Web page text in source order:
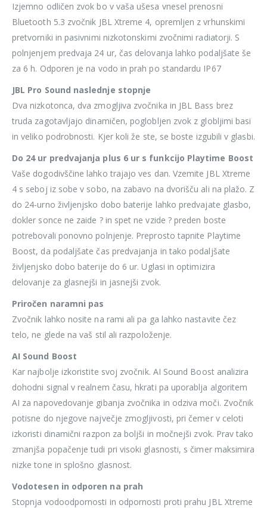
Izjemno odličen zvok bo v vaša ušesa vnesel prenosni
Bluetooth 5.3 zvočnik JBL Xtreme 4, opremljen z vrhunskimi
pretvorniki in pasivnimi nizkotonskimi zvočnimi radiatorji. S
polnjenjem predvaja 24 ur, čas delovanja lahko podaljšate še
za 6 h. Odporen je na vodo in prah po standardu IP67
JBL Pro Sound naslednje stopnje
Dva nizkotonca, dva zmogljiva zvočnika in JBL Bass brez
truda zagotavljajo dinamičen, poglobljen zvok z globljimi basi
in veliko podrobnosti. Kjer koli že ste, se boste izgubili v glasbi.
Do 24 ur predvajanja plus 6 ur s funkcijo Playtime Boost
Vaše dogodivščine lahko trajajo ves dan. Vzemite JBL Xtreme
4 s seboj iz sobe v sobo, na zabavo na dvorišču ali na plažo. Z
do 24-urno življenjsko dobo baterije lahko predvajate glasbo,
dokler sonce ne zaide ? in spet ne vzide ? preden boste
potrebovali ponovno polnjenje. Preprosto tapnite Playtime
Boost, da podaljšate čas predvajanja in tako podaljšate
življenjsko dobo baterije do 6 ur. Uglasi in optimizira
delovanje za glasnejši in jasnejši zvok.
Priročen naramni pas
Zvočnik lahko nosite na rami ali pa ga lahko nastavite čez
telo, ne glede na vaš stil ali razpoloženje.
AI Sound Boost
Kar najbolje izkoristite svoj zvočnik. AI Sound Boost analizira
dohodni signal v realnem času, hkrati pa uporablja algoritem
AI za napovedovanje gibanja zvočnika in odziva moči. Zvočnik
potisne do njegove največje zmogljivosti, pri čemer v celoti
izkoristi dinamični razpon za boljši in močnejši zvok. Prav tako
zmanjša popačenje tudi pri visoki glasnosti, s čimer maksimira
nizke tone in splošno glasnost.
Vodotesen in odporen na prah
Stopnja vodoodpornosti in odpornosti proti prahu JBL Xtreme